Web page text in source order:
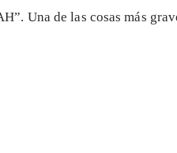
Una de las cosas más